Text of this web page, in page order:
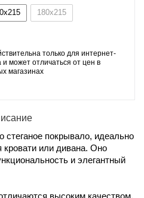
180x215
только для интернет-
и может отличаться от цен в
магазинах
стеганое покрывало, идеально
или дивана. Оно
и элегантный
высоким качеством.